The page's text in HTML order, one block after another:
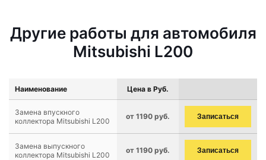
Другие работы для автомобиля
Mitsubishi L200
Наименование Цена в Руб.
Замена впускного
коллектора Mitsubishi L200
от 1190 руб. Записаться
Замена выпускного
коллектора Mitsubishi L200
от 1190 руб. Записаться